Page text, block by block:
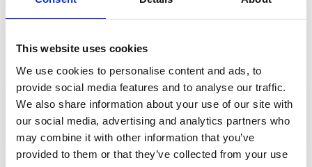
This website uses cookies
We use cookies to personalise content and ads, to
provide social media features and to analyse our traffic.
We also share information about your use of our site with
our social media, advertising and analytics partners who
may combine it with other information that you’ve
provided to them or that they’ve collected from your use
μεγάλη διάρκεια
Πρόσθεσε προϊόντα αξίας 50,00
για ΔΩΡΕΑΝ
μεταφορικά 🚚